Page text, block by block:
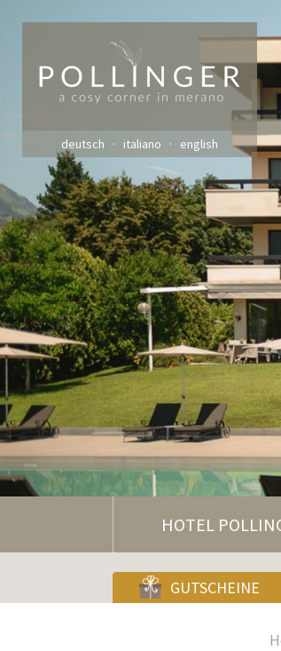
deutsch italiano english
HOTEL
GUTSCHEINE